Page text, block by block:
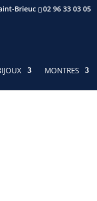
Brieuc 02 96 33 03 05
MONTRES